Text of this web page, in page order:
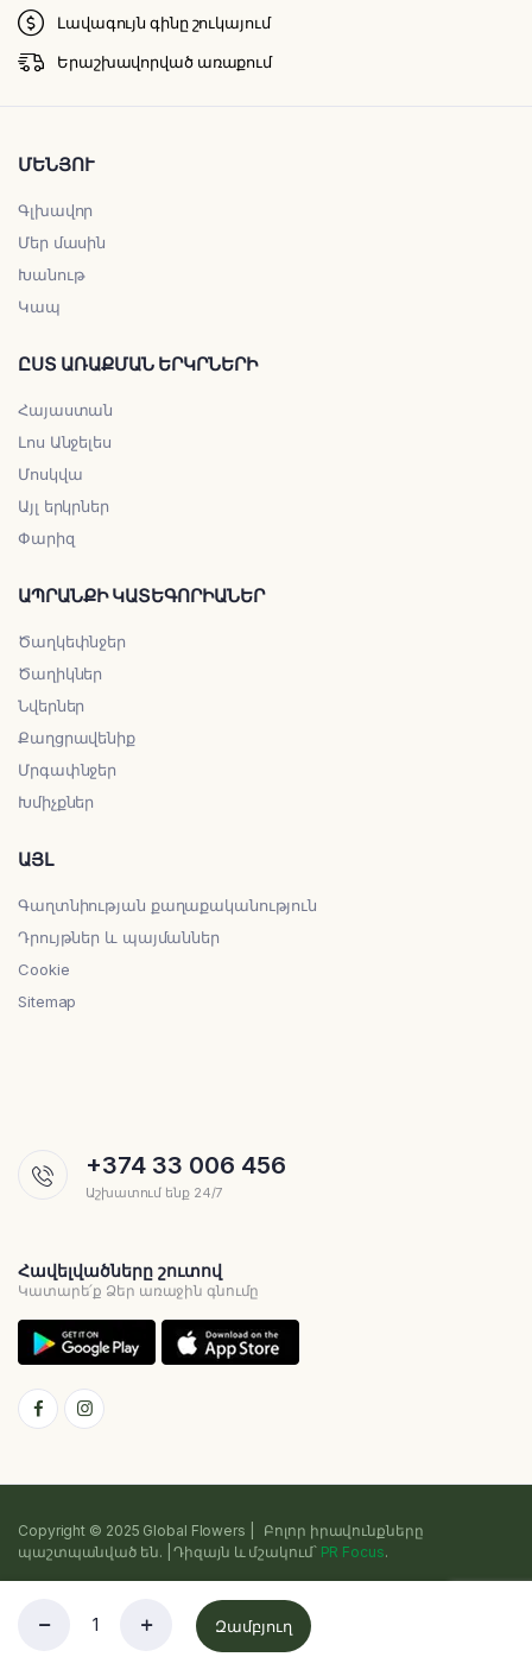
Հավանածները
Զամբյուղ
Լավագույն գինը շուկայում
Երաշխավորված առաքում
ՄԵՆՅՈՒ
Գլխավոր
Մեր մասին
Խանութ
Կապ
ԸՍՏ ԱՌԱՔՄԱՆ ԵՐԿՐՆԵՐԻ
Հայաստան
Լոս Անջելես
Մոսկվա
Այլ երկրներ
Փարիզ
ԱՊՐԱՆՔԻ ԿԱՏԵԳՈՐԻԱՆԵՐ
Ծաղկեփնջեր
Ծաղիկներ
Նվերներ
Քաղցրավենիք
Մրգափնջեր
Խմիչքներ
ԱՅԼ
Գաղտնիության քաղաքականություն
Դրույթներ և պայմաններ
Cookie
Sitemap
+374 33 006 456
Աշխատում ենք 24/7
Հավելվածները շուտով
Կատարե՛ք Ձեր առաջին գնումը
Copyright © 2025 Global Flowers | Բոլոր իրավունքները
պաշտպանված են. | Դիզայն և մշակում՝ PR Focus.
Գաղտնիության քաղաքականություն
Cookie
Sitemap